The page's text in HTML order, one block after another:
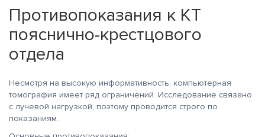
Противопоказания к КТ
пояснично-крестцового
отдела
Несмотря на высокую информативность, компьютерная
томография имеет ряд ограничений. Исследование связано
с лучевой нагрузкой, поэтому проводится строго по
показаниям.